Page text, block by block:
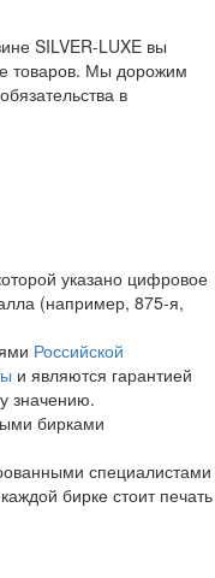
SILVER-LUXE вы
товаров. Мы дорожим
в
указано цифровое
(например, 875-я,
Российской
и являются гарантией
значению.
бирками
специалистами
бирке стоит печать